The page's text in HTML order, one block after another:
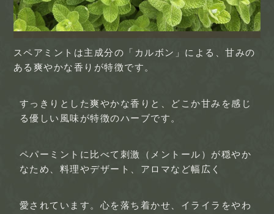
スペアミントは主成分の「カルボン」による、甘みの
ある爽やかな香りが特徴です。
すっきりとした爽やかな香りと、どこか甘みを感じ
る優しい風味が特徴のハーブです。
ペパーミントに比べて刺激（メントール）が穏やか
なため、料理やデザート、アロマなど幅広く
愛されています。心を落ち着かせ、イライラをやわ